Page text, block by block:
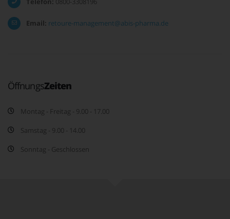
Email: retoure-management@abis-pharma.de
ÖffnungsZeiten
Montag - Freitag - 9.00 - 17.00
Samstag - 9.00 - 14.00
Sonntag - Geschlossen